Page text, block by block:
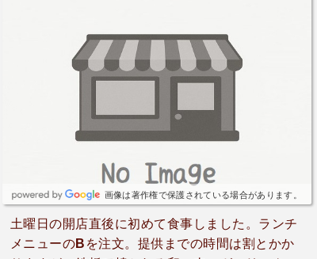
画像は著作権で保護されている場合があります。
土曜日の開店直後に初めて食事しました。ランチ
メニューのBを注文。提供までの時間は割とかか